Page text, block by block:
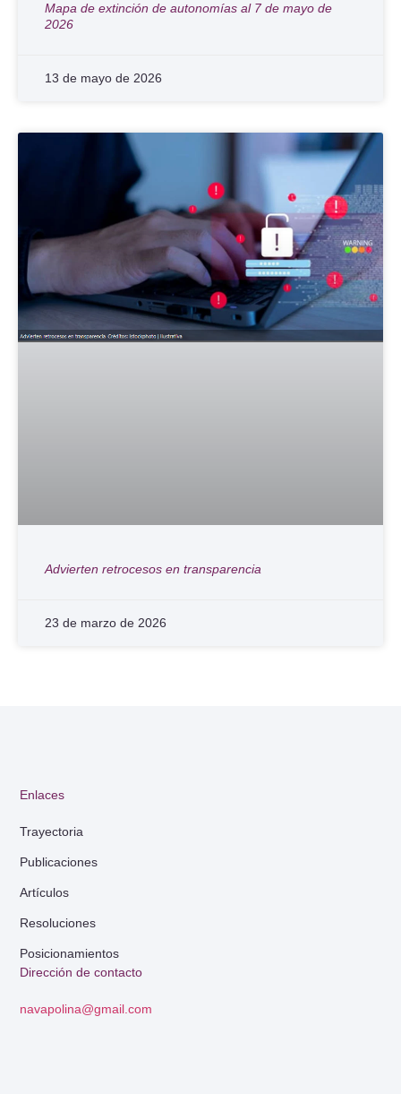
Mapa de extinción de autonomías al 7 de mayo de
2026
13 de mayo de 2026
Advierten retrocesos en transparencia
23 de marzo de 2026
Dirección de contacto
navapolina@gmail.com
Enlaces
Trayectoria
Publicaciones
Artículos
Resoluciones
Posicionamientos